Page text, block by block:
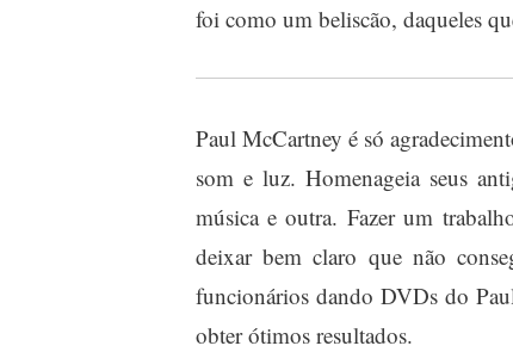
foi como um beliscão, daqueles
Paul McCartney é só
som e luz. Homenageia seus
música e outra. Fazer um
deixar bem claro que não
funcionários dando DVDs do
obter ótimos resultados.